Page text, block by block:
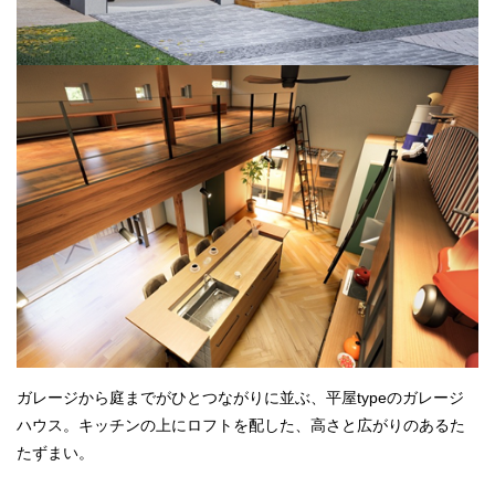
ガレージから庭までがひとつながりに並ぶ、平屋typeのガレージ
ハウス。キッチンの上にロフトを配した、高さと広がりのあるた
たずまい。